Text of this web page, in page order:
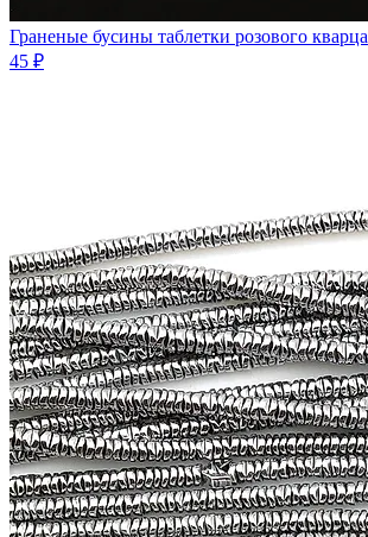
Граненые бусины таблетки розового кварца
45 ₽